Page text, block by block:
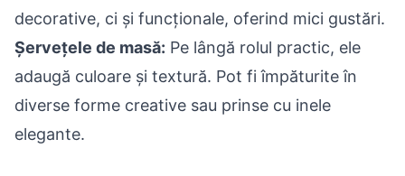
decorative, ci și funcționale, oferind mici gustări.
Șervețele de masă: Pe lângă rolul practic, ele
adaugă culoare și textură. Pot fi împăturite în
diverse forme creative sau prinse cu inele
elegante.